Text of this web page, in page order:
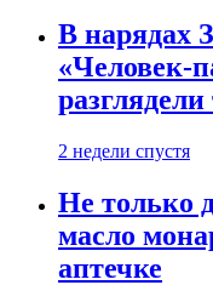
В нарядах
«Человек-
2 недели спустя
Не только
масло
аптечке